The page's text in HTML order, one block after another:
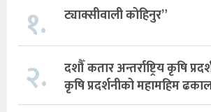
१. ट्याक्सीवाली कोहिनुर”
२.
दशौँ कतार अन्तर्राष्ट्रिय कृषि
कृषि प्रदर्शनीको महामहिम